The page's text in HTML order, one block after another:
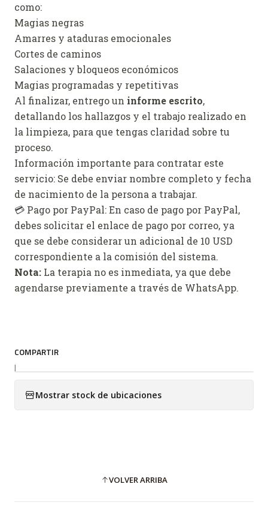
como:
Magias negras
Amarres y ataduras emocionales
Cortes de caminos
Salaciones y bloqueos económicos
Magias programadas y repetitivas
Al finalizar, entrego un informe escrito,
detallando los hallazgos y el trabajo realizado en
la limpieza, para que tengas claridad sobre tu
proceso.
Información importante para contratar este
servicio: Se debe enviar nombre completo y fecha
de nacimiento de la persona a trabajar.
💳 Pago por PayPal: En caso de pago por PayPal,
debes solicitar el enlace de pago por correo, ya
que se debe considerar un adicional de 10 USD
correspondiente a la comisión del sistema.
Nota: La terapia no es inmediata, ya que debe
agendarse previamente a través de WhatsApp.
COMPARTIR
|
Mostrar stock de ubicaciones
VOLVER ARRIBA